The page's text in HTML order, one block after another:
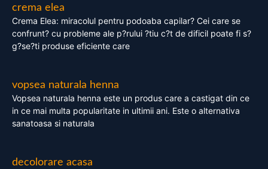
crema elea
Crema Elea: miracolul pentru podoaba capilar? Cei care se
confrunt? cu probleme ale p?rului ?tiu c?t de dificil poate fi s?
g?se?ti produse eficiente care
vopsea naturala henna
Vopsea naturala henna este un produs care a castigat din ce
in ce mai multa popularitate in ultimii ani. Este o alternativa
sanatoasa si naturala
decolorare acasa